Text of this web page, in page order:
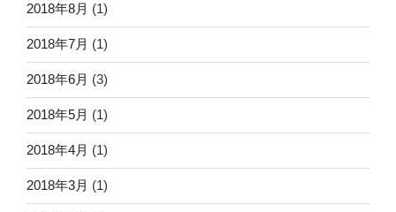
2018年8月 (1)
2018年7月 (1)
2018年6月 (3)
2018年5月 (1)
2018年4月 (1)
2018年3月 (1)